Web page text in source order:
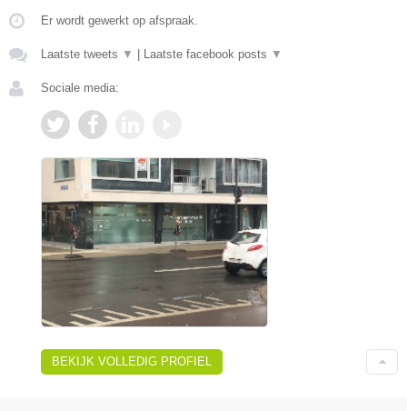
Er wordt gewerkt op afspraak.
Laatste tweets ▼ Laatste facebook posts ▼
Sociale media:
BEKIJK VOLLEDIG PROFIEL